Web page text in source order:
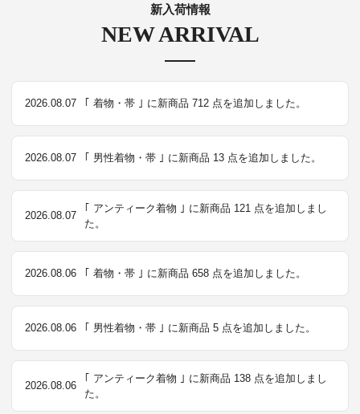
NEW ARRIVAL
新入荷情報
2026.08.07 ｢ 着物・帯 ｣ に新商品 712 点を追加しました。
2026.08.07 ｢ 男性着物・帯 ｣ に新商品 13 点を追加しました。
2026.08.07
｢ アンティーク着物 ｣ に新商品 121 点を追加しまし
た。
2026.08.06 ｢ 着物・帯 ｣ に新商品 658 点を追加しました。
2026.08.06 ｢ 男性着物・帯 ｣ に新商品 5 点を追加しました。
2026.08.06
｢ アンティーク着物 ｣ に新商品 138 点を追加しまし
た。